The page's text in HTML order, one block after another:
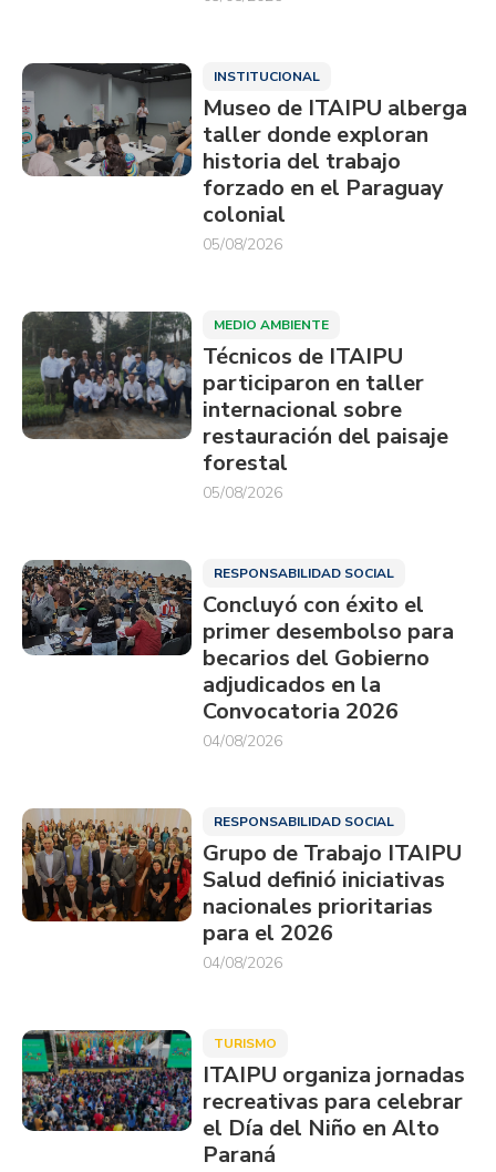
INSTITUCIONAL
Museo de ITAIPU alberga
taller donde exploran
historia del trabajo
forzado en el Paraguay
colonial
05/08/2026
MEDIO AMBIENTE
Técnicos de ITAIPU
participaron en taller
internacional sobre
restauración del paisaje
forestal
05/08/2026
RESPONSABILIDAD SOCIAL
Concluyó con éxito el
primer desembolso para
becarios del Gobierno
adjudicados en la
Convocatoria 2026
04/08/2026
RESPONSABILIDAD SOCIAL
Grupo de Trabajo ITAIPU
Salud definió iniciativas
nacionales prioritarias
para el 2026
04/08/2026
TURISMO
ITAIPU organiza jornadas
recreativas para celebrar
el Día del Niño en Alto
Paraná